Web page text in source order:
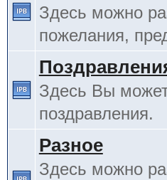
Здесь можно
пожелания,
Здесь Вы
поздравления.
Разное
Здесь можно